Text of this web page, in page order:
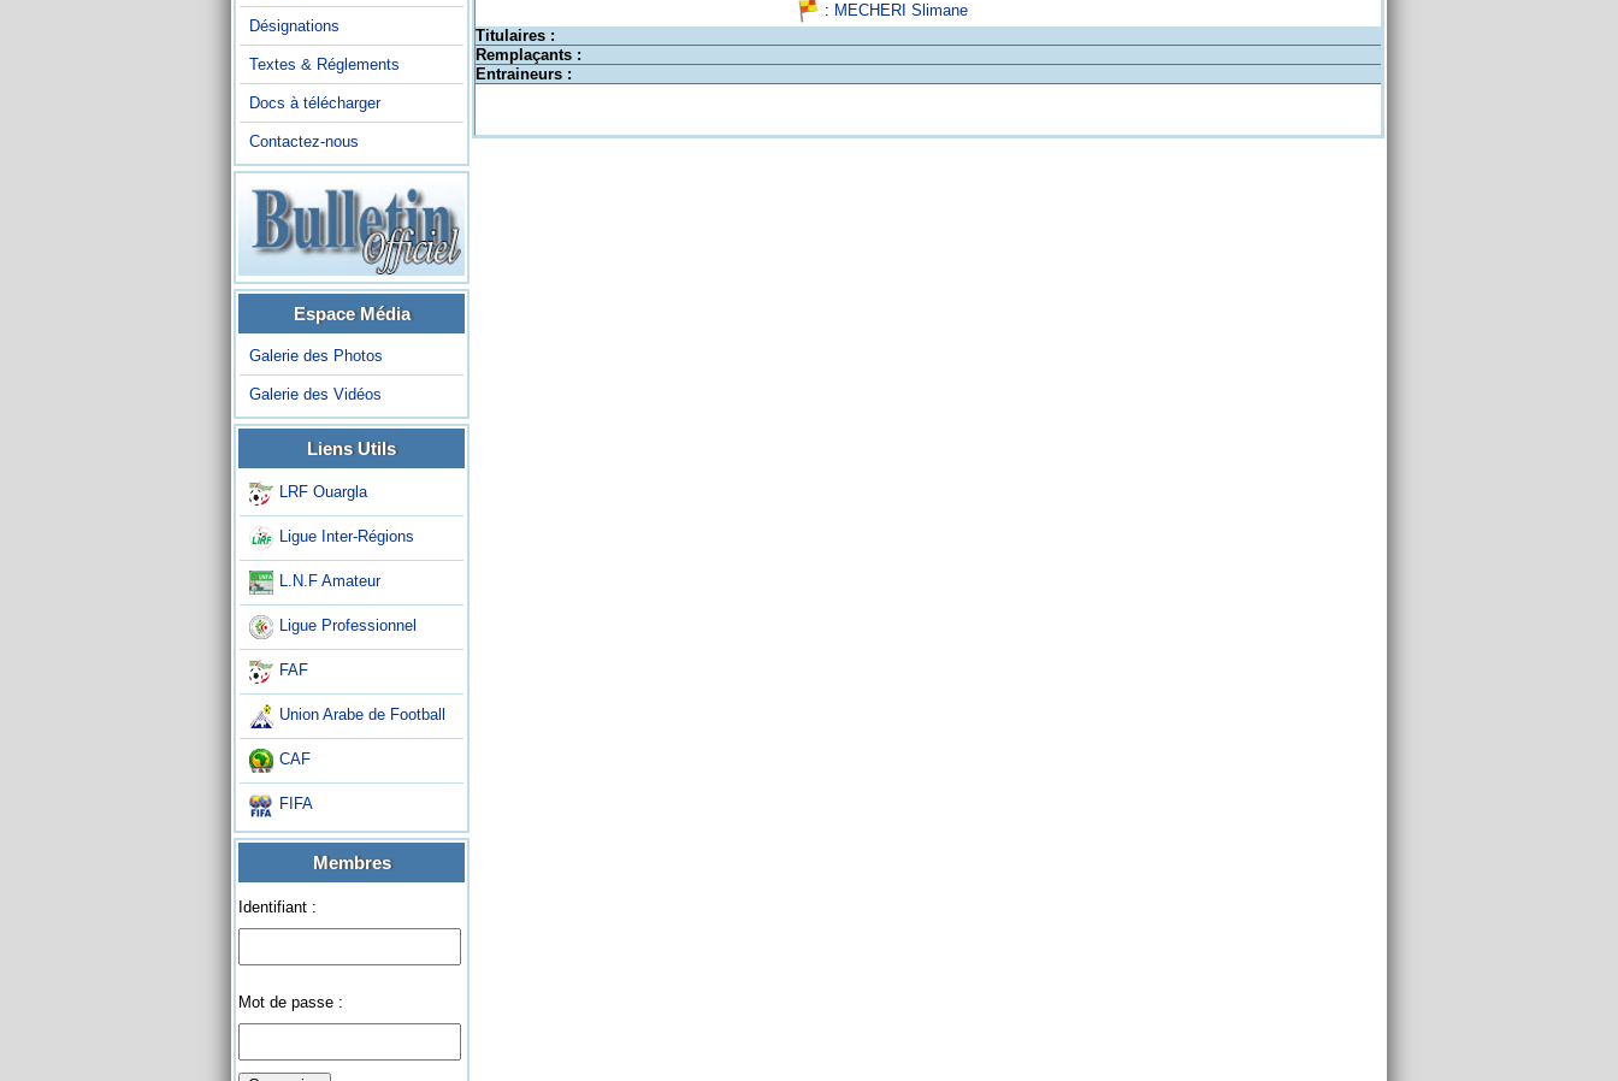
Désignations
Textes & Réglements
Docs à télécharger
Contactez-nous
Espace Média
Galerie des Photos
Galerie des Vidéos
Liens Utils
LRF Ouargla
Ligue Inter-Régions
L.N.F Amateur
Ligue Professionnel
FAF
Union Arabe de Football
CAF
FIFA
Membres
Identifiant :
Mot de passe :
: MECHERI Slimane
Titulaires :
Remplaçants :
Entraineurs :